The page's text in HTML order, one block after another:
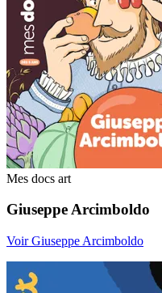
Mes docs art
Giuseppe Arcimboldo
Voir Giuseppe Arcimboldo